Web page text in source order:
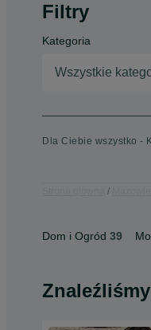
Filtry
Kategoria
Wszystkie
Dla Ciebie wszystko -
Dom i Ogród 39